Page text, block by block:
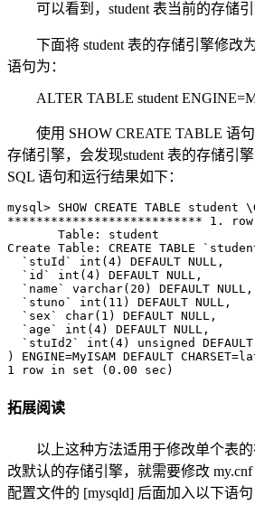
可以看到，student 表当前的存储引
下面将 student 表的存储引擎修改
语句为：
ALTER TABLE student
使用 SHOW CREATE TABLE 语
存储引擎，会发现student 表的存储引
SQL 语句和运行结果如下：
mysql> SHOW CREATE TABLE student
*************************** 1.
       Table: student
Create Table: CREATE TABLE
  `stuId` int(4) DEFAULT NULL,
  `id` int(4) DEFAULT NULL,
  `name` varchar(20) DEFAULT NULL,
  `stuno` int(11) DEFAULT NULL,
  `sex` char(1) DEFAULT NULL,
  `age` int(4) DEFAULT NULL,
`stuId2` int(4) unsigned
) ENGINE=MyISAM DEFAULT
1 row in set (0.00 sec)
拓展阅读
以上这种方法适用于修改单个表
改默认的存储引擎，就需要修改
配置文件的 [mysqld] 后面加入以下语句